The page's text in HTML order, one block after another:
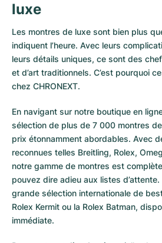
luxe
Les montres de luxe sont bien plus
indiquent l’heure. Avec leurs
leurs détails uniques, ce sont des
et d’art traditionnels. C’est pourquoi
chez CHRONEXT.
En navigant sur notre boutique en
sélection de plus de 7 000 montres
prix étonnamment abordables. Avec
reconnues telles Breitling, Rolex,
notre gamme de montres est
pouvez dire adieu aux listes
grande sélection internationale de
Rolex Kermit ou la Rolex Batman,
immédiate.